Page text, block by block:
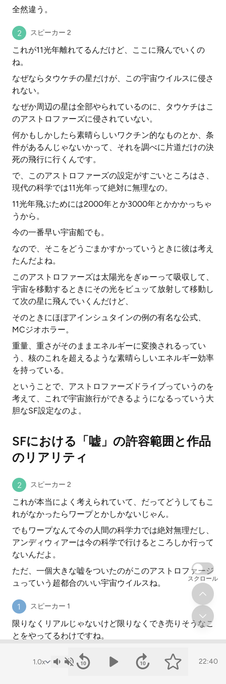
全然違う。
スピーカー 2
これが11光年離れてるんだけど、ここに飛んでいくの
ね。
なぜならタウケチの星だけが、この宇宙ウイルスに侵さ
れない。
なぜか周辺の星は全部やられているのに、タウケチはこ
のアストロファーズに侵されていない。
何かもしかしたら素晴らしいワクチン的なものとか、条
件があるんじゃないかって、それを調べに片道だけの決
死の飛行に行くんです。
で、このアストロファーズの設定がすごいところはさ、
現代の科学では11光年って絶対に無理なの。
11光年飛ぶためには2000年とか3000年とかかかっちゃ
うから。
今の一番早い宇宙船でも。
なので、そこをどうごまかすかっていうときに彼は考え
たんだよね。
このアストロファーズは太陽光をぎゅーって吸収して、
宇宙を移動するときにその光をビュッて放射して移動し
て次の星に飛んでいくんだけど、
そのときにほぼアインシュタインの例の有名な公式、
MCジオホラー。
重量、重さがそのままエネルギーに変換されるってい
う、核のこれを超えるような素晴らしいエネルギー効率
を持っている。
ということで、アストロファーズドライブっていうのを
考えて、これで宇宙旅行ができるようになるっていう大
胆なSF設定なのよ。
SFにおける「嘘」の許容範囲と作品
のリアリティ
スピーカー 2
これが本当によく考えられていて、だってどうしてもこ
れがなかったらワープとかしかないじゃん。
でもワープなんて今の人間の科学力では絶対無理だし、
アンディウィアーは今の科学で行けるところしか行って
ないんだよ。
ただ、一個大きな嘘をついたのがこのアストロファージ
ュっていう超都合のいい宇宙ウイルスね。
スピーカー 1
限りなくリアルじゃないけど限りなくでき売りそうなこ
とをやってるわけですね。
スピーカー 2 22:40
スクロール